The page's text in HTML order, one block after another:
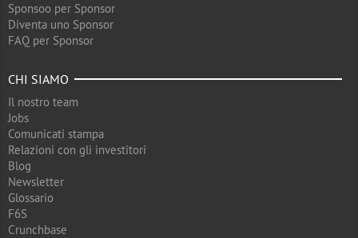
Sponsoo per Sponsor
Diventa uno Sponsor
FAQ per Sponsor
CHI SIAMO
Il nostro team
Jobs
Comunicati stampa
Relazioni con gli investitori
Blog
Newsletter
Glossario
F6S
Crunchbase